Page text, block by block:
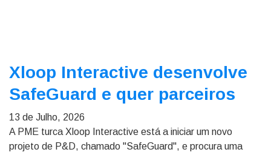
Xloop Interactive desenvolve
SafeGuard e quer parceiros
13 de Julho, 2026
A PME turca Xloop Interactive está a iniciar um novo
projeto de P&D, chamado "SafeGuard", e procura uma